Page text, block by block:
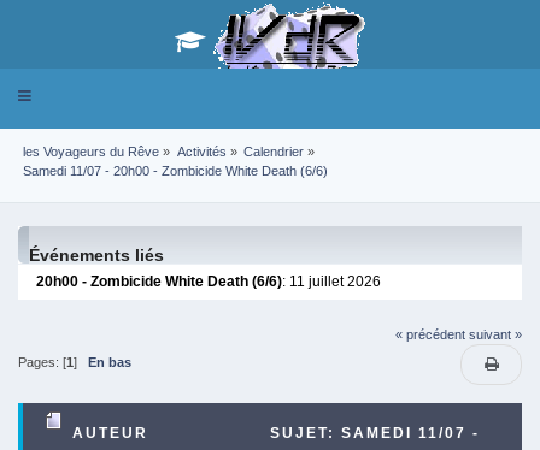
Toggle
les Voyageurs du Rêve » Activités » Calendrier»
Samedi 11/07 - 20h00 - Zombicide White Death (6/6)
Événements liés
20h00 - Zombicide White Death (6/6): 11 juillet 2026
« précédent suivant »
Pages: [1] En bas
AUTEUR SUJET: SAMEDI 11/07 -